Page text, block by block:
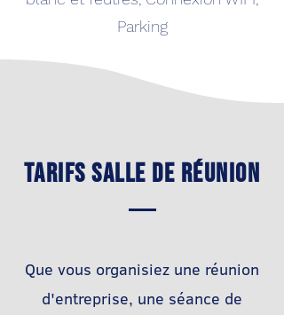
Parking
Je réserve
Tarifs salle de réunion
Que vous organisiez une réunion
d'entreprise, une séance de